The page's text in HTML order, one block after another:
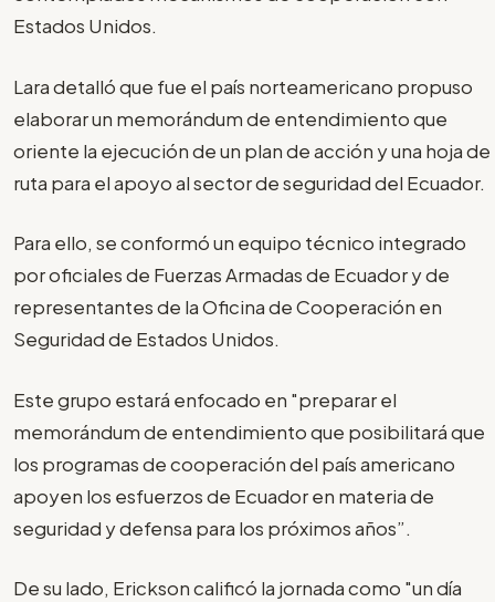
Estados Unidos.
Lara detalló que fue el país norteamericano propuso
elaborar un memorándum de entendimiento que
oriente la ejecución de un plan de acción y una hoja de
ruta para el apoyo al sector de seguridad del Ecuador.
Para ello, se conformó un equipo técnico integrado
por oficiales de Fuerzas Armadas de Ecuador y de
representantes de la Oficina de Cooperación en
Seguridad de Estados Unidos.
Este grupo estará enfocado en "preparar el
memorándum de entendimiento que posibilitará que
los programas de cooperación del país americano
apoyen los esfuerzos de Ecuador en materia de
seguridad y defensa para los próximos años”.
De su lado, Erickson calificó la jornada como "un día